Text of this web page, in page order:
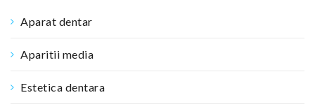
Aparat dentar
Aparitii media
Estetica dentara